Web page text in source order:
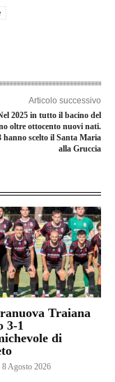
Articolo successivo
2025 in tutto il bacino del
oltre ottocento nuovi nati.
hanno scelto il Santa Maria
alla Gruccia
Traiana
3-1
di
8 Agosto 2026